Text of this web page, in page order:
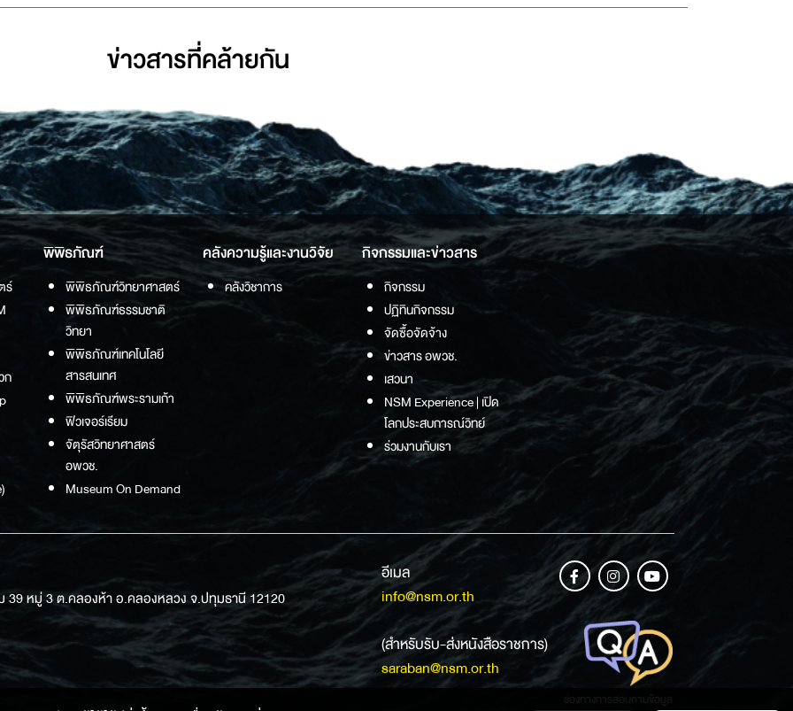
ข่าวสารที่่คล้ายกัน
ร์
ก
พิพิธภัณฑ์
พิพิธภัณฑ์วิทยาศาสตร์
พิพิธภัณฑ์ธรรมชาติ
วิทยา
พิพิธภัณฑ์เทคโนโลยี
สารสนเทศ
พิพิธภัณฑ์พระรามเก้า
ฟิวเจอร์เรียม
จัตุรัสวิทยาศาสตร์
อพวช.
Museum On Demand
คลังความรู้และงานวิจัย
คลังวิชาการ
กิจกรรมและข่าวสาร
กิจกรรม
ปฏิทินกิจกรรม
จัดซื้อจัดจ้าง
ข่าวสาร อพวช.
เสวนา
NSM Experience | เปิด
โลกประสบการณ์วิทย์
ร่วมงานกับเรา
39 หมู่ 3 ต.คลองห้า อ.คลองหลวง จ.ปทุมธานี 12120
อีเมล
info@nsm.or.th
(สำหรับรับ-ส่งหนังสือราชการ)
saraban@nsm.or.th
ช่องทางการสอบถามข้อมูล